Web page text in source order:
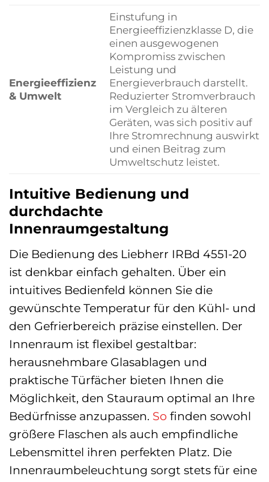
Energieeffizienz
& Umwelt
Einstufung in
Energieeffizienzklasse D, die
einen ausgewogenen
Kompromiss zwischen
Leistung und
Energieverbrauch darstellt.
Reduzierter Stromverbrauch
im Vergleich zu älteren
Geräten, was sich positiv auf
Ihre Stromrechnung auswirkt
und einen Beitrag zum
Umweltschutz leistet.
Intuitive Bedienung und
durchdachte
Innenraumgestaltung
Die Bedienung des Liebherr IRBd 4551-20
ist denkbar einfach gehalten. Über ein
intuitives Bedienfeld können Sie die
gewünschte Temperatur für den Kühl- und
den Gefrierbereich präzise einstellen. Der
Innenraum ist flexibel gestaltbar:
herausnehmbare Glasablagen und
praktische Türfächer bieten Ihnen die
Möglichkeit, den Stauraum optimal an Ihre
Bedürfnisse anzupassen. So finden sowohl
größere Flaschen als auch empfindliche
Lebensmittel ihren perfekten Platz. Die
Innenraumbeleuchtung sorgt stets für eine